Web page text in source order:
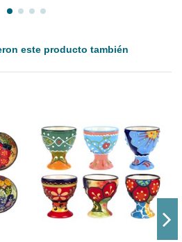
este producto también